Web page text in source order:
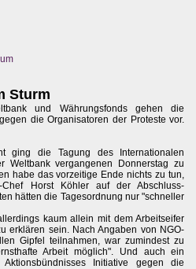
Sturm
und Währungsfonds gehen die
die Organisatoren der Proteste vor.
ging die Tagung des Internationalen
Weltbank vergangenen Donnerstag zu
habe das vorzeitige Ende nichts zu tun,
Chef Horst Köhler auf der Abschluss-
hätten die Tagesordnung nur "schneller
kaum allein mit dem Arbeitseifer
erklären sein. Nach Angaben von NGO-
Gipfel teilnahmen, war zumindest zu
Arbeit möglich". Und auch ein
Initiative gegen die